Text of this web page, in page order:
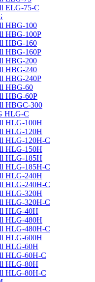
ELG-75-C
HBG-100
HBG-100P
HBG-160
HBG-160P
HBG-200
HBG-240
HBG-240P
HBG-60
HBG-60P
HBGC-300
HLG-C
HLG-100H
HLG-120H
HLG-120H-C
HLG-150H
HLG-185H
HLG-185H-C
HLG-240H
HLG-240H-C
HLG-320H
HLG-320H-C
HLG-40H
HLG-480H
HLG-480H-C
HLG-600H
HLG-60H
HLG-60H-C
HLG-80H
HLG-80H-C